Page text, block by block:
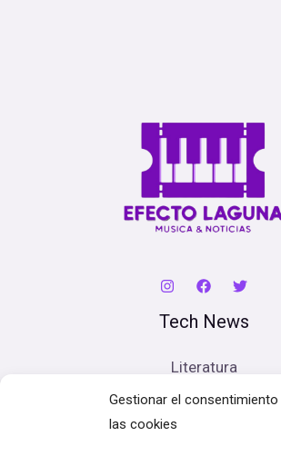
Gestionar el consentimiento
las cookies
Tech News
Literatura
Cine